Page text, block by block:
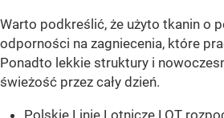
Warto podkreślić, że użyto tkanin o
odporności na zagniecenia, które
Ponadto lekkie struktury i
świeżość przez cały dzień.
Polskie Linie Lotnicze LOT